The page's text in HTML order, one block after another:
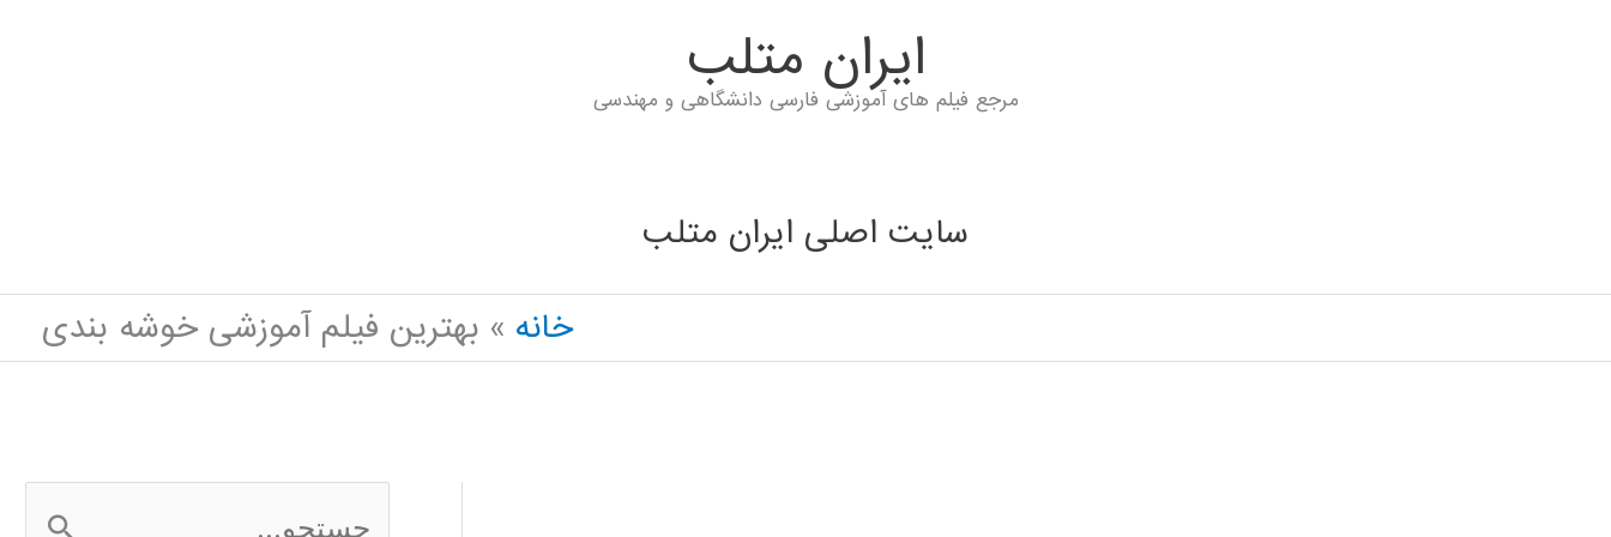
ايران متلب
مرجع فیلم های آموزشی فارسی دانشگاهی و مهندسی
سایت اصلی ایران متلب
خانه
بهترین فیلم آموزشی خوشه بندی